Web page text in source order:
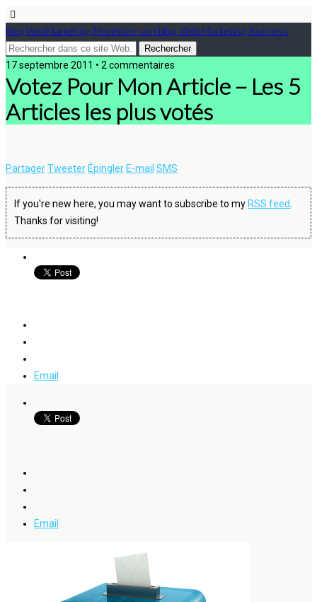
Blog WebMarketing, Monétiser son blog, Web Marketing, Business
17 septembre 2011 • 2 commentaires
Votez Pour Mon Article – Les 5
Articles les plus votés
PartagerTweeter Épingler E-mail SMS
If you're new here, you may want to subscribe to my RSS feed.
Thanks for visiting!
Email
Email